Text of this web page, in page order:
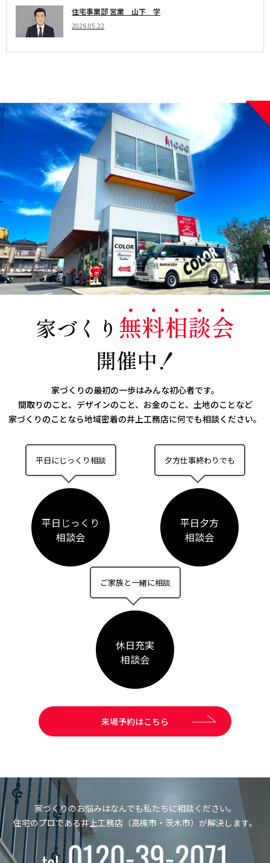
住宅事業部 営業 山下 学
2026.05.22
家づくりの最初の一歩はみんな初心者です。
間取りのこと、デザインのこと、お金のこと、土地のことなど
家づくりのことなら地域密着の井上工務店に何でも相談ください。
平日にじっくり相談
平日じっくり
相談会
夕方仕事終わりでも
平日夕方
相談会
ご家族と一緒に相談
休日充実
相談会
来場予約はこちら
家づくりのお悩みはなんでも私たちに相談ください。
住宅のプロである井上工務店（高槻市・茨木市）が解決します。